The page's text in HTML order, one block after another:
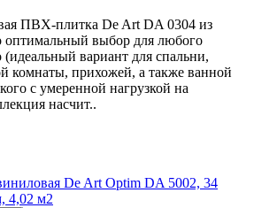
ПВХ-плитка De Art DA 0304 из
оптимальный выбор для любого
вариант для спальни,
комнаты, прихожей, а также ванной
с умеренной нагрузкой на
насчит..